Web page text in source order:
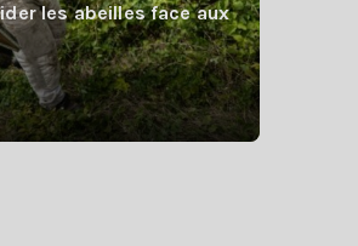
les abeilles face aux